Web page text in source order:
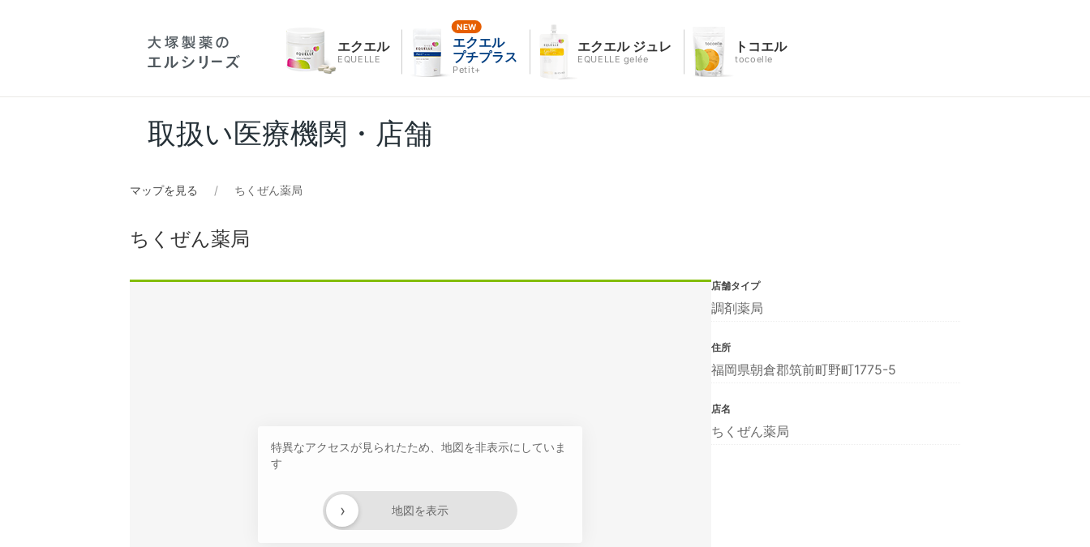
エクエル
EQUELLE
エクエル
プチプラス
Petit+
エクエル ジュレ
EQUELLE gelée
トコエル
tocoelle
取扱い医療機関・店舗
マップを見る ちくぜん薬局
ちくぜん薬局
特異なアクセスが見られたため、地図を非表示にしていま
す
地図を表示
›
店舗タイプ
調剤薬局
住所
福岡県朝倉郡筑前町野町1775-5
店名
ちくぜん薬局